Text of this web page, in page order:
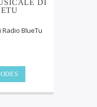
DI
BlueTu